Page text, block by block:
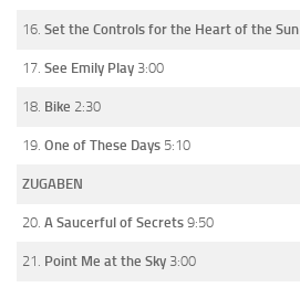
16. Set the Controls for the Heart of the Sun
17. See Emily Play 3:00
18. Bike 2:30
19. One of These Days 5:10
ZUGABEN
20. A Saucerful of Secrets 9:50
21. Point Me at the Sky 3:00